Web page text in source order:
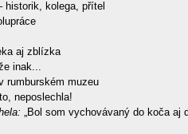
historik, kolega, přítel
aj zblízka
inak...
rumburském muzeu
neposlechla!
„Bol som vychovávaný do koča aj